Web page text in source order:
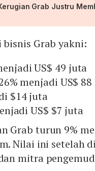
Grab Justru
Grab yakni:
US$ 49 juta
menjadi US$
$14 juta
US$ $7 juta
Grab turun 9%
Nilai ini setelah
mitra